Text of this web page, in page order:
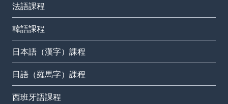
法語課程
韓語課程
日本語（漢字）課程
日語（羅馬字）課程
西班牙語課程